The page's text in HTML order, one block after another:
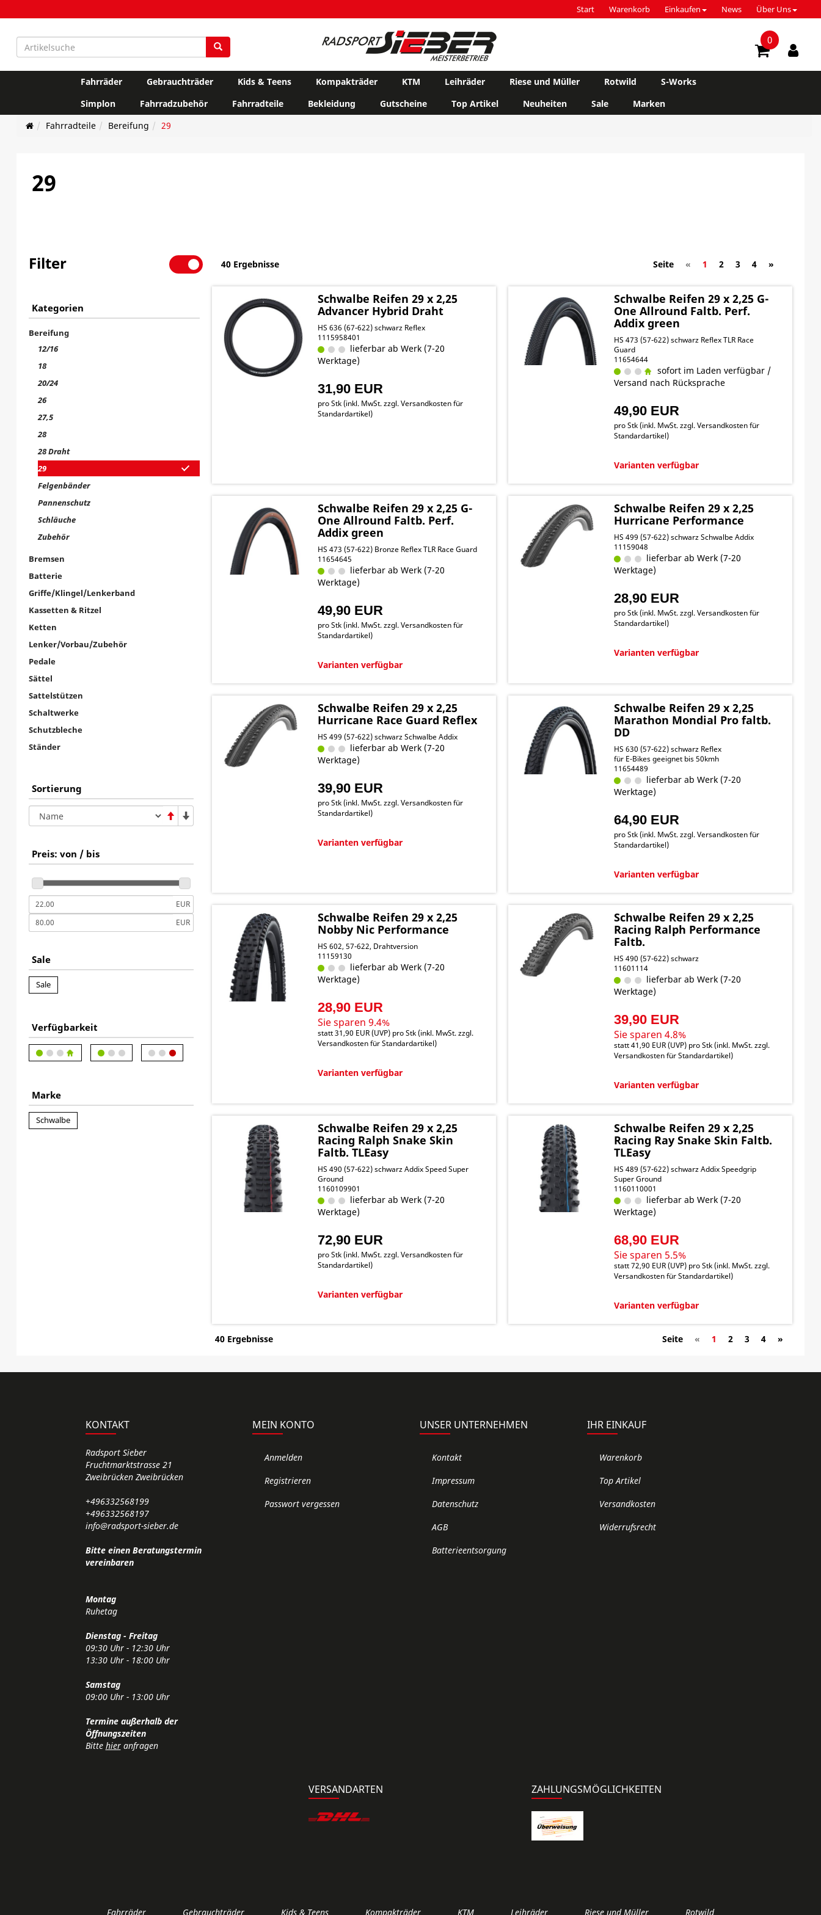
Start Warenkorb Einkaufen News Über Uns
0
Fahrräder Gebrauchträder Kids & Teens Kompakträder KTM Leihräder Riese und Müller Rotwild
S-Works
Simplon
Fahrradzubehör Fahrradteile Bekleidung Gutscheine Top Artikel Neuheiten Sale
Marken
Fahrradteile
Bereifung 29
29
Filter Seite « 1 2 3 4 »
40 Ergebnisse
Kategorien
Bereifung
12/16
18
20/24
26
27,5
28
28 Draht
29
Felgenbänder
Pannenschutz
Schläuche
Zubehör
Bremsen
Batterie
Griffe/Klingel/Lenkerband
Kassetten & Ritzel
Ketten
Lenker/Vorbau/Zubehör
Pedale
Sättel
Sattelstützen
Schaltwerke
Schutzbleche
Ständer
Sortierung
Preis: von / bis
EUR
EUR
Sale
Sale
Verfügbarkeit
Marke
Schwalbe
Schwalbe Reifen 29 x 2,25
Advancer Hybrid Draht
HS 636 (67-622) schwarz Reflex
1115958401
lieferbar ab Werk (7-20
Werktage)
31,90 EUR
pro Stk (inkl. MwSt. zzgl.Versandkosten für
Standardartikel)
Schwalbe Reifen 29 x 2,25 G-
One Allround Faltb. Perf.
Addix green
HS 473 (57-622) schwarz Reflex TLR Race
Guard
11654644
sofort im Laden verfügbar /
Versand nach Rücksprache
49,90 EUR
pro Stk (inkl. MwSt. zzgl.Versandkosten für
Standardartikel)
Varianten verfügbar
Schwalbe Reifen 29 x 2,25 G-
One Allround Faltb. Perf.
Addix green
HS 473 (57-622) Bronze Reflex TLR Race Guard
11654645
lieferbar ab Werk (7-20
Werktage)
49,90 EUR
pro Stk (inkl. MwSt. zzgl.Versandkosten für
Standardartikel)
Varianten verfügbar
Schwalbe Reifen 29 x 2,25
Hurricane Performance
HS 499 (57-622) schwarz Schwalbe Addix
11159048
lieferbar ab Werk (7-20
Werktage)
28,90 EUR
pro Stk (inkl. MwSt. zzgl.Versandkosten für
Standardartikel)
Varianten verfügbar
Schwalbe Reifen 29 x 2,25
Hurricane Race Guard Reflex
HS 499 (57-622) schwarz Schwalbe Addix
lieferbar ab Werk (7-20
Werktage)
39,90 EUR
pro Stk (inkl. MwSt. zzgl.Versandkosten für
Standardartikel)
Varianten verfügbar
Schwalbe Reifen 29 x 2,25
Marathon Mondial Pro faltb.
DD
HS 630 (57-622) schwarz Reflex
für E-Bikes geeignet bis 50kmh
11654489
lieferbar ab Werk (7-20
Werktage)
64,90 EUR
pro Stk (inkl. MwSt. zzgl.Versandkosten für
Standardartikel)
Varianten verfügbar
Schwalbe Reifen 29 x 2,25
Nobby Nic Performance
HS 602, 57-622, Drahtversion
11159130
lieferbar ab Werk (7-20
Werktage)
28,90 EUR
Sie sparen 9.4%
statt31,90 EUR(UVP) pro Stk (inkl. MwSt. zzgl.
Versandkosten für Standardartikel)
Varianten verfügbar
Schwalbe Reifen 29 x 2,25
Racing Ralph Performance
Faltb.
HS 490 (57-622) schwarz
11601114
lieferbar ab Werk (7-20
Werktage)
39,90 EUR
Sie sparen 4.8%
statt41,90 EUR(UVP) pro Stk (inkl. MwSt. zzgl.
Versandkosten für Standardartikel)
Varianten verfügbar
Schwalbe Reifen 29 x 2,25
Racing Ralph Snake Skin
Faltb. TLEasy
HS 490 (57-622) schwarz Addix Speed Super
Ground
1160109901
lieferbar ab Werk (7-20
Werktage)
72,90 EUR
pro Stk (inkl. MwSt. zzgl.Versandkosten für
Standardartikel)
Varianten verfügbar
Schwalbe Reifen 29 x 2,25
Racing Ray Snake Skin Faltb.
TLEasy
HS 489 (57-622) schwarz Addix Speedgrip
Super Ground
1160110001
lieferbar ab Werk (7-20
Werktage)
68,90 EUR
Sie sparen 5.5%
statt72,90 EUR(UVP) pro Stk (inkl. MwSt. zzgl.
Versandkosten für Standardartikel)
Varianten verfügbar
Seite « 1 2 3 4 »
40 Ergebnisse
KONTAKT
Radsport Sieber
Fruchtmarktstrasse 21
Zweibrücken Zweibrücken
+496332568199
+496332568197
info@radsport-sieber.de
Bitte einen Beratungstermin
vereinbaren
Montag
Ruhetag
Dienstag - Freitag
09:30 Uhr - 12:30 Uhr
13:30 Uhr - 18:00 Uhr
Samstag
09:00 Uhr - 13:00 Uhr
Termine außerhalb der
Öffnungszeiten
Bitte hieranfragen
MEIN KONTO
Anmelden
Registrieren
Passwort vergessen
UNSER UNTERNEHMEN
Kontakt
Impressum
Datenschutz
AGB
Batterieentsorgung
IHR EINKAUF
Warenkorb
Top Artikel
Versandkosten
Widerrufsrecht
VERSANDARTEN ZAHLUNGSMÖGLICHKEITEN
Fahrräder Gebrauchträder Kids & Teens Kompakträder KTM Leihräder Riese und Müller Rotwild